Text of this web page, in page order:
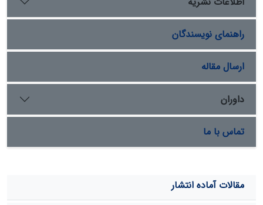
به‌شمار می ‏آیند. در میان عوامل خاکی تأثیرگذار بر پراکنش
جوامع گیاهی در این تحقیق، عوامل فیزیکی خاک تأثیر
بیشتری دارند و خصوصیات شیمیایی خاک در استقرار جوامع
گیاهی در منطقه مورد مطالعه تأثیری ندارند. عامل فیزیوگرافی
ارتفاع و عامل مدیریتی شدت چرا نیز تأثیر بسزایی در پراکنش
جوامع گیاهی دارند.
راهنمای نویسندگان
ارسال مقاله
داوران
تماس با ما
مقالات آماده انتشار